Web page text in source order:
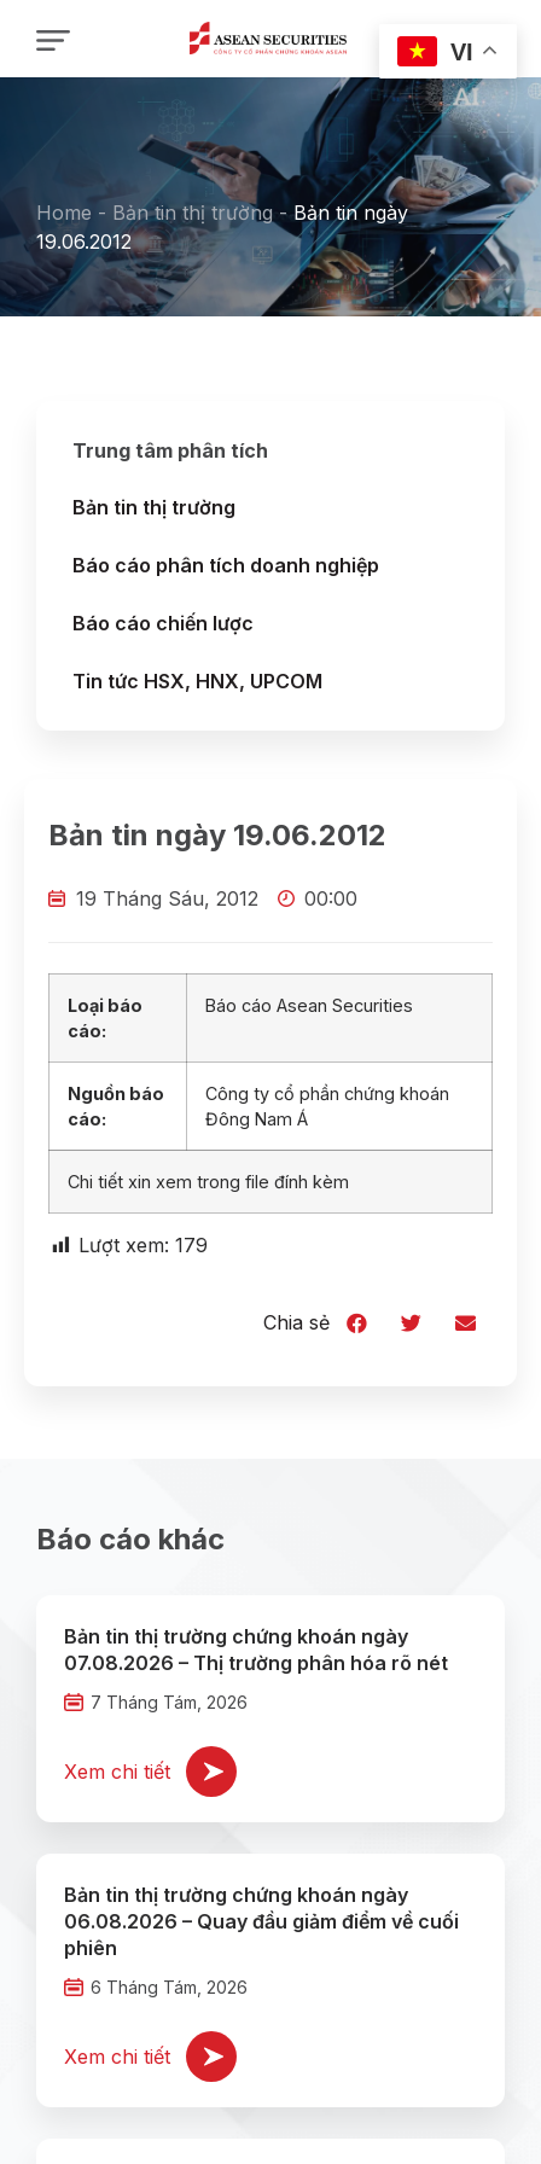
Home - Bản tin thị trường -Bản tin ngày
19.06.2012
Trung tâm phân tích
Bản tin thị trường
Báo cáo phân tích doanh nghiệp
Báo cáo chiến lược
Tin tức HSX, HNX, UPCOM
Bản tin ngày 19.06.2012
19 Tháng Sáu, 2012 00:00
Loại báo
cáo:
Báo cáo Asean Securities
Nguồn báo
cáo:
Công ty cổ phần chứng khoán
Đông Nam Á
Chi tiết xin xem trong file đính kèm
Lượt xem: 179
Chia sẻ
Báo cáo khác
Bản tin thị trường chứng khoán ngày
07.08.2026 – Thị trường phân hóa rõ nét
7 Tháng Tám, 2026
Xem chi tiết
Bản tin thị trường chứng khoán ngày
06.08.2026 – Quay đầu giảm điểm về cuối
phiên
6 Tháng Tám, 2026
Xem chi tiết
VI